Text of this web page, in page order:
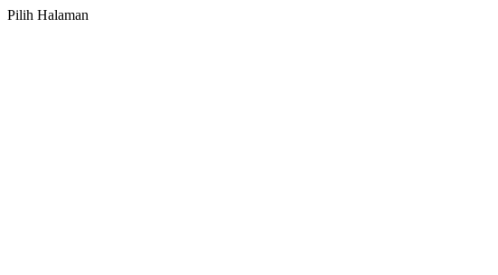
Pilih Halaman